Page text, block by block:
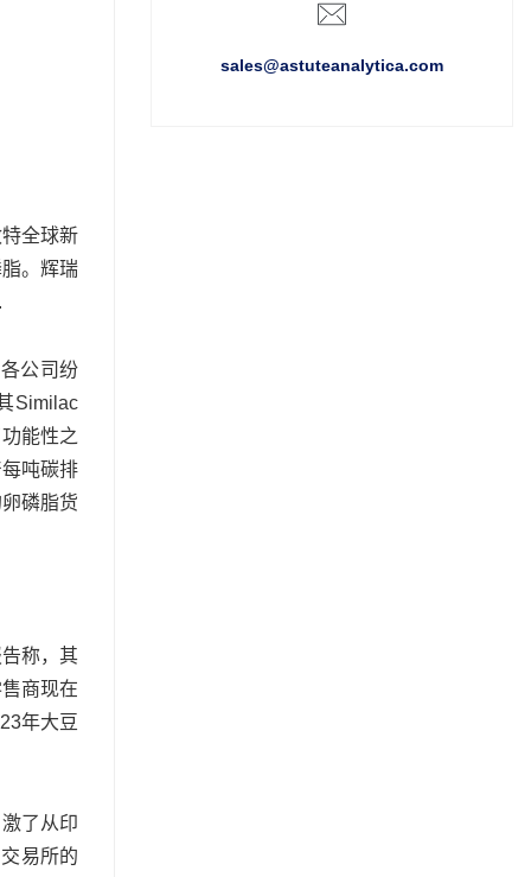
全球新
。辉瑞
公司纷
Similac
能性之
吨碳排
磷脂货
称，其
商现在
年大豆
了从印
易所的
sales@astuteanalytica.com